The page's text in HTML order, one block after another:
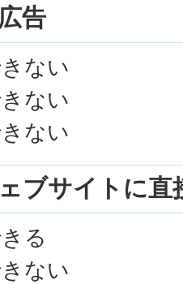
告
ない
ない
ない
ブサイトに
る
ない